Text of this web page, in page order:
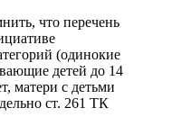
что перечень
(одинокие
детей до 14
матери с детьми
ст. 261 ТК